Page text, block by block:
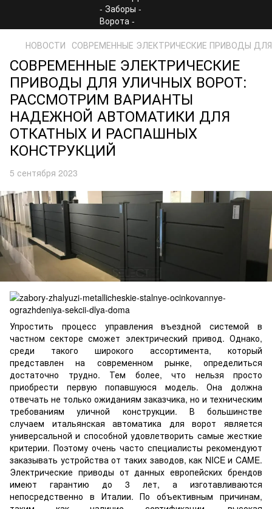
НОВОСТИ СОВРЕМЕННЫЕ ЭЛЕКТРИЧЕСКИЕ ПРИВОДЫ
СОВРЕМЕННЫЕ ЭЛЕКТРИЧЕСКИЕ
ПРИВОДЫ ДЛЯ УЛИЧНЫХ ВОРОТ:
РАССМОТРИМ ВАРИАНТЫ
НАДЕЖНОЙ АВТОМАТИКИ ДЛЯ
ОТКАТНЫХ И РАСПАШНЫХ
КОНСТРУКЦИЙ
5 сентября 2023
Упростить процесс управления въездной системой в
частном секторе сможет электрический привод. Однако,
среди такого широкого ассортимента, который
представлен на современном рынке, определиться
достаточно трудно. Тем более, что нельзя просто
приобрести первую попавшуюся модель. Она должна
отвечать не только ожиданиям заказчика, но и техническим
требованиям уличной конструкции. В большинстве
случаем итальянская автоматика для ворот является
универсальной и способной удовлетворить самые жесткие
критерии. Поэтому очень часто специалисты рекомендуют
заказывать устройства от таких заводов, как NICE и CAME.
Электрические приводы от данных европейских брендов
имеют гарантию до 3 лет, а изготавливаются
непосредственно в Италии. По объективным причинам,